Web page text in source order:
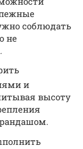
соблюдать
не
и
высоту